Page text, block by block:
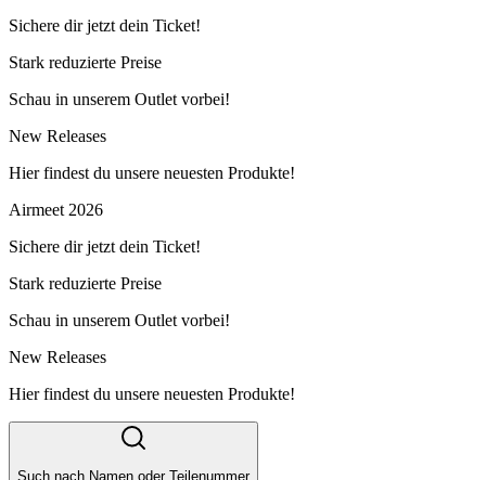
Sichere dir jetzt dein Ticket!
Stark reduzierte Preise
Schau in unserem Outlet vorbei!
New Releases
Hier findest du unsere neuesten Produkte!
Airmeet 2026
Sichere dir jetzt dein Ticket!
Stark reduzierte Preise
Schau in unserem Outlet vorbei!
New Releases
Hier findest du unsere neuesten Produkte!
Such nach Namen oder Teilenummer